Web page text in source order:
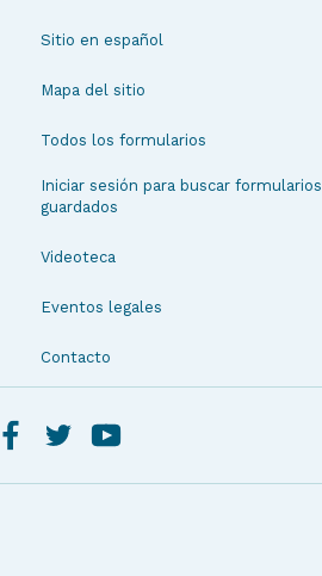
Sitio en español
Mapa del sitio
Todos los formularios
Iniciar sesión para buscar formularios
guardados
Videoteca
Eventos legales
Contacto